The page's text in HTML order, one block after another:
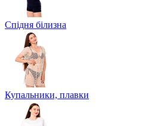
Спідня білизна
Купальники, плавки